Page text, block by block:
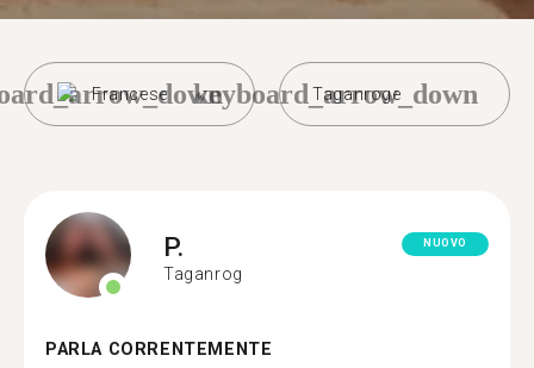
Francese Taganroge
keyboard_arrow_down
P.
Taganrog
NUOVO
PARLA CORRENTEMENTE